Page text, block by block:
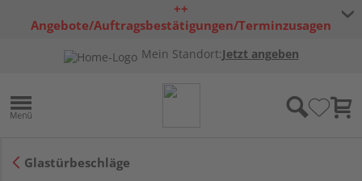
++
Angebote/Auftragsbestätigungen/Terminzusagen
Mein Standort:Jetzt angeben
Glastürbeschläge